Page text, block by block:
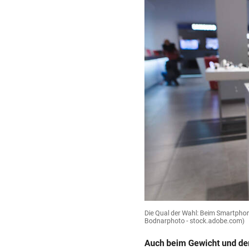
Die Qual der Wahl: Beim
Bodnarphoto - stock.adobe.com)
Auch beim Gewicht und